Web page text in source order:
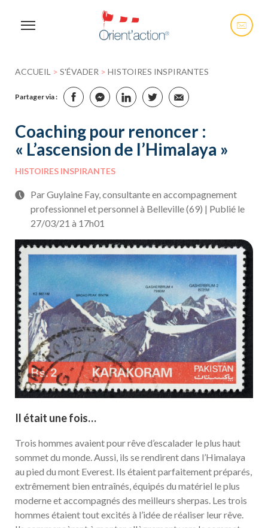
ACCUEIL > S'ÉVADER > HISTOIRES INSPIRANTES
Partager via :
Coaching pour renoncer :
« L’ascension de l’Himalaya »
HISTOIRES INSPIRANTES
Par Guylaine Fay, consultante en accompagnement
professionnel et personnel à Belleville (69) | Publié le
27/03/21 à 17h01
Il était une fois…
Trois hommes avaient pour rêve d’escalader le plus haut
sommet du monde. Aussi, ils se rendirent dans l’Himalaya
au pied du mont Everest. Ils étaient parfaitement préparés,
extrêmement bien entraînés, équipés du matériel le plus
moderne et accompagnés des meilleurs sherpas. Les trois
hommes étaient tout excités à l’idée de réaliser leur rêve.